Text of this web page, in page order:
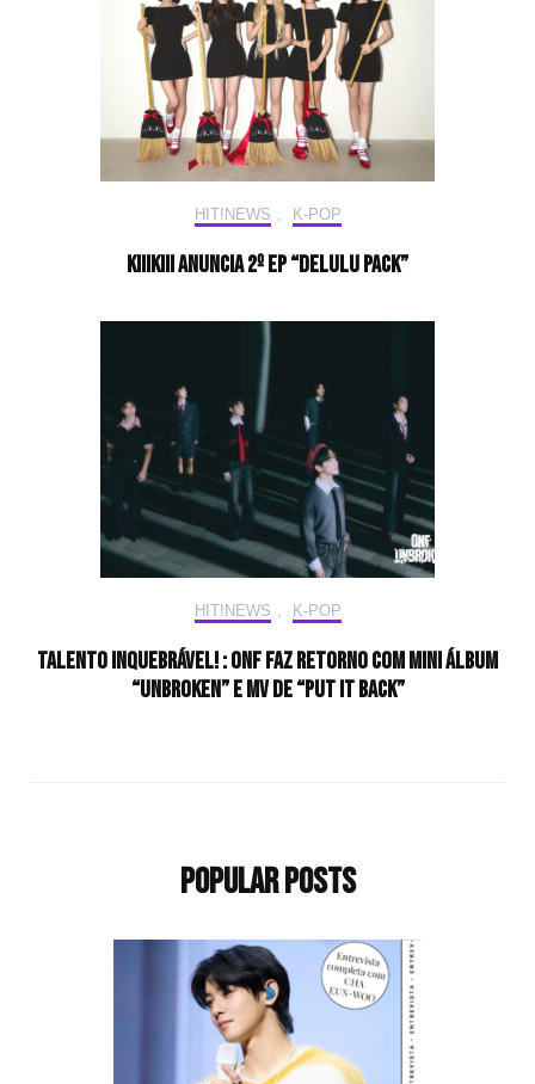
HIT!NEWS K-POP
KiiiKiii anuncia 2º EP “Delulu Pack”
HIT!NEWS K-POP
Talento inquebrável! : ONF faz retorno com mini álbum
“UNBROKEN” e MV de “Put It Back”
Popular Posts